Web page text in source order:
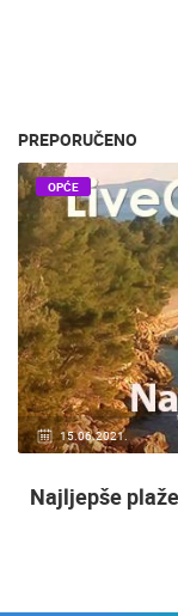
PREPORUČENO
15.06.2021.
OPĆE
Najljepše plaže